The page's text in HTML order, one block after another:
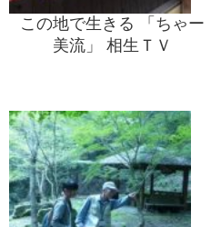
この地で生きる 「ちゃー
美流」 相生ＴＶ